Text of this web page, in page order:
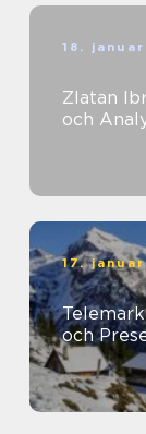
18.
Zlatan
och
17.
och